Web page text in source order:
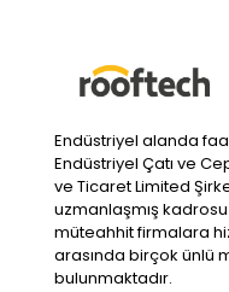
Endüstriyel alanda
Endüstriyel Çatı ve
ve Ticaret Limited
uzmanlaşmış kadrosu
müteahhit firmalara
arasında birçok ünlü
bulunmaktadır.